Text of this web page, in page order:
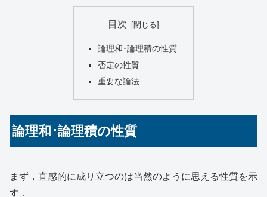
目次
論理和･論理積の性質
否定の性質
重要な論法
論理和･論理積の性質
まず，直感的に成り立つのは当然のように思える性質を示
す．